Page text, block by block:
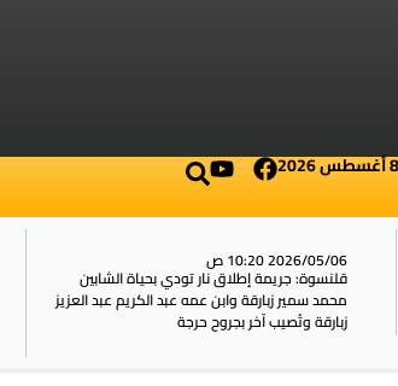
2026/05/06 10:20 ص
قلنسوة: جريمة إطلاق نار تودي بحياة الشابين
محمد سمير زبارقة وابن عمه عبد الكريم عبد العزيز
زبارقة وتُصيب آخر بجروح حرجة